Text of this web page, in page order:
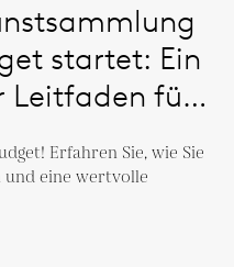
startet: Ein
Leitfaden für
Erfahren Sie, wie Sie
und eine wertvolle